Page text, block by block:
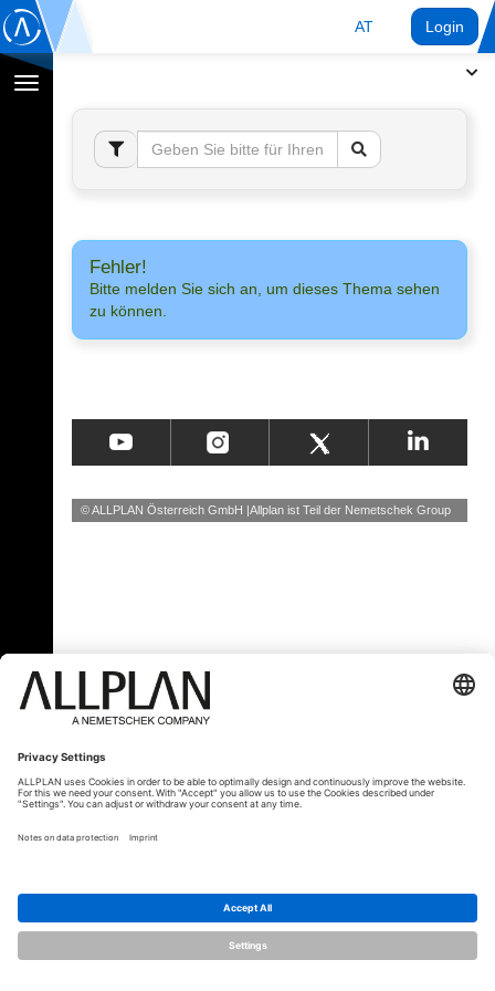
AT Login
Navigation
umschalten
Fehler!
Bitte melden Sie sich an, um dieses Thema sehen
zu können.
© ALLPLAN Österreich GmbH Allplan ist Teil der Nemetschek Group